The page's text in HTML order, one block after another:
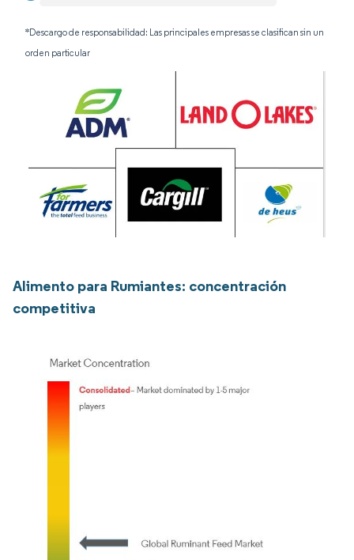
*Descargo de responsabilidad: Las principales empresas se clasifican sin un
orden particular
Alimento para Rumiantes: concentración
competitiva